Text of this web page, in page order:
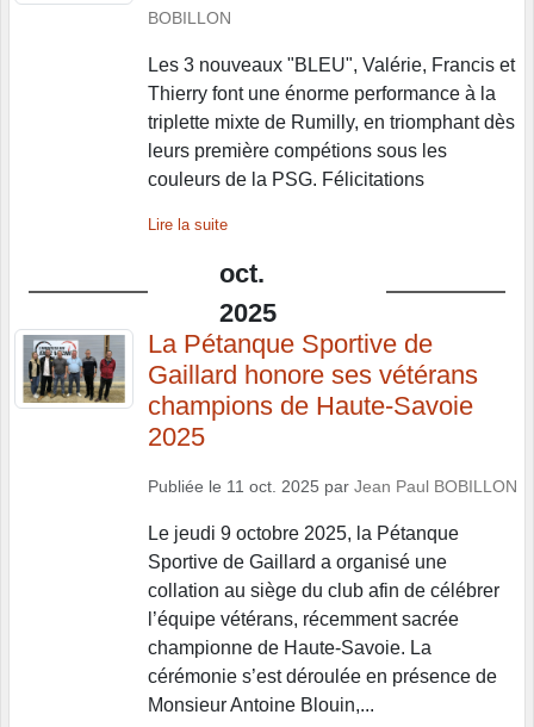
BOBILLON
Les 3 nouveaux "BLEU", Valérie, Francis et
Thierry font une énorme performance à la
triplette mixte de Rumilly, en triomphant dès
leurs première compétions sous les
couleurs de la PSG. Félicitations
Lire la suite
oct.
2025
La Pétanque Sportive de
Gaillard honore ses vétérans
champions de Haute-Savoie
2025
Publiée le 11 oct. 2025 par Jean Paul BOBILLON
Le jeudi 9 octobre 2025, la Pétanque
Sportive de Gaillard a organisé une
collation au siège du club afin de célébrer
l’équipe vétérans, récemment sacrée
championne de Haute-Savoie. La
cérémonie s’est déroulée en présence de
Monsieur Antoine Blouin,...